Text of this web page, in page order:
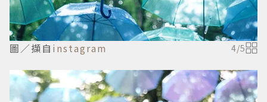
圖／擷自 instagram 4/5